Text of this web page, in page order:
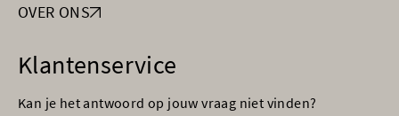
OVER ONS
Klantenservice
Kan je het antwoord op jouw vraag niet vinden?